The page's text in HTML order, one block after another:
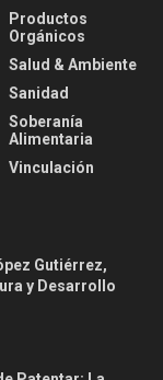
Productos
Orgánicos
Salud & Ambiente
Sanidad
Soberanía
Alimentaria
Vinculación
Gutiérrez,
y Desarrollo